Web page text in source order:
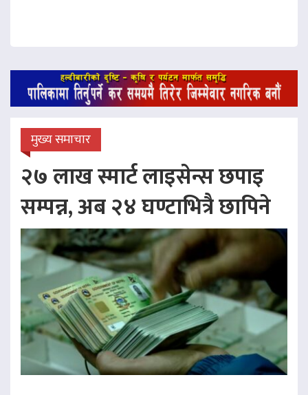
मुख्य समाचार
२७ लाख स्मार्ट लाइसेन्स छपाइ
सम्पन्न, अब २४ घण्टाभित्रै छापिने